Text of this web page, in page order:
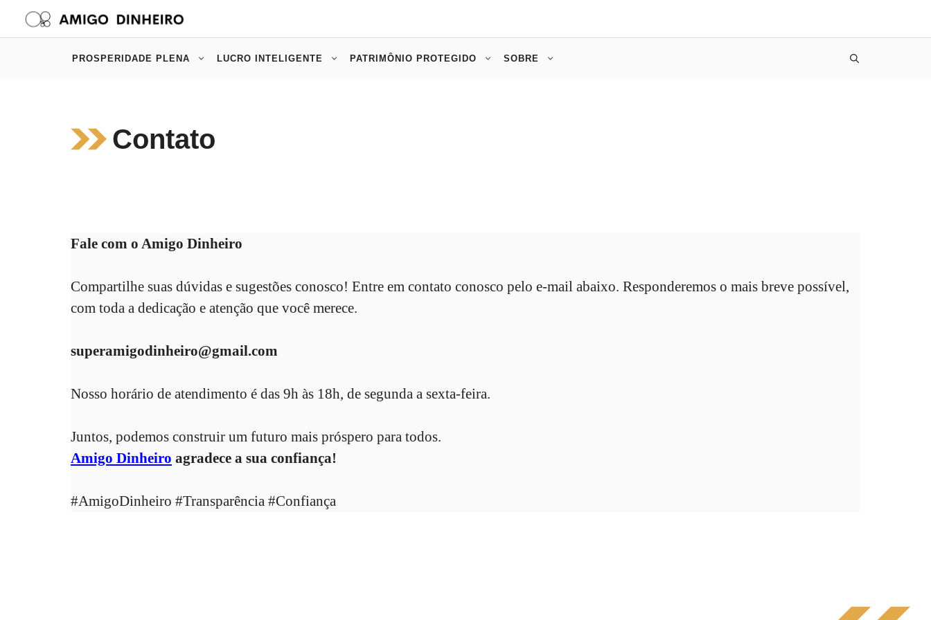
Pular
PROSPERIDADE PLENA LUCRO INTELIGENTE PATRIMÔNIO PROTEGIDO SOBRE
Contato
Fale com o Amigo Dinheiro
Compartilhe suas dúvidas e sugestões conosco! Entre em contato conosco pelo e-mail abaixo. Responderemos o mais breve possível,
com toda a dedicação e atenção que você merece.
superamigodinheiro@gmail.com
Nosso horário de atendimento é das 9h às 18h, de segunda a sexta-feira.
Juntos, podemos construir um futuro mais próspero para todos.
Amigo Dinheiro agradece a sua confiança!
#AmigoDinheiro #Transparência #Confiança